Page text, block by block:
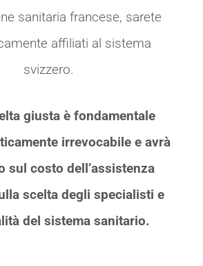
sanitaria francese, sarete
affiliati al sistema
svizzero.
giusta è fondamentale
irrevocabile e avrà
sul costo dell’assistenza
scelta degli specialisti e
del sistema sanitario.